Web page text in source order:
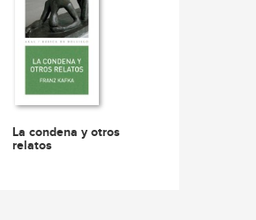
La condena y otros
relatos